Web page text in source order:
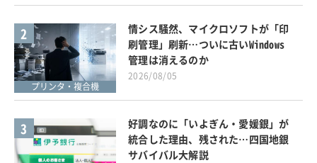
2
プリンタ・複合機
情シス騒然、マイクロソフトが「印
刷管理」刷新…ついに古いWindows
管理は消えるのか
2026/08/05
3
好調なのに「いよぎん・愛媛銀」が
統合した理由、残された…四国地銀
サバイバル大解説